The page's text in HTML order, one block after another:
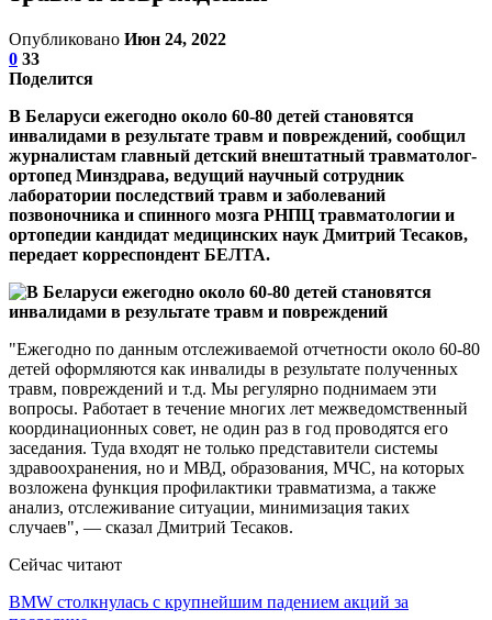
Опубликовано Июн 24, 2022
0 33
Поделится
В Беларуси ежегодно около 60-80 детей становятся
инвалидами в результате травм и повреждений, сообщил
журналистам главный детский внештатный травматолог-
ортопед Минздрава, ведущий научный сотрудник
лаборатории последствий травм и заболеваний
позвоночника и спинного мозга РНПЦ травматологии и
ортопедии кандидат медицинских наук Дмитрий Тесаков,
передает корреспондент БЕЛТА.
"Ежегодно по данным отслеживаемой отчетности около 60-80
детей оформляются как инвалиды в результате полученных
травм, повреждений и т.д. Мы регулярно поднимаем эти
вопросы. Работает в течение многих лет межведомственный
координационных совет, не один раз в год проводятся его
заседания. Туда входят не только представители системы
здравоохранения, но и МВД, образования, МЧС, на которых
возложена функция профилактики травматизма, а также
анализ, отслеживание ситуации, минимизация таких
случаев", — сказал Дмитрий Тесаков.
Сейчас читают
BMW столкнулась с крупнейшим падением акций за